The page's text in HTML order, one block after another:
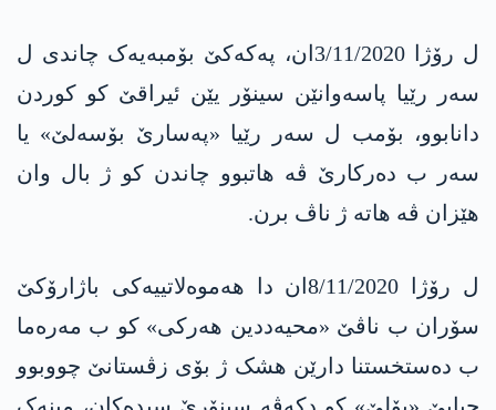
ل رۆژا 3/11/2020ان، پەکەکێ بۆمبەیەک چاندی ل
سەر رێیا پاسەوانێن سینۆر یێن ئیراقێ کو کوردن
دانابوو، بۆمب ل سەر رێیا «پەسارێ بۆسەلێ» یا
سەر ب دەرکارێ ڤە هاتبوو چاندن کو ژ بال وان
هێزان ڤە هاتە ژ ناڤ برن.
ل رۆژا 8/11/2020ان دا هەموەلاتییەکی باژارۆکێ
سۆران ب ناڤێ «محیه‌ددین هەرکی» کو ب مەرەما
ب دەستخستنا دارێن هشک ژ بۆی زڤستانێ چووبوو